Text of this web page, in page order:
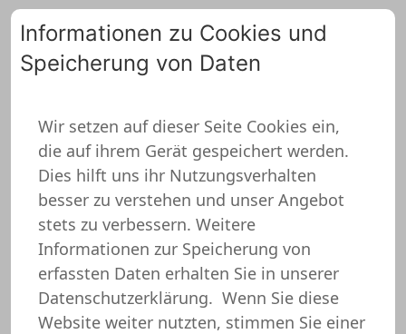
ZURÜCK ZUR ÜBERSICHT
Informationen zu Cookies und
Speicherung von Daten
Wir setzen auf dieser Seite Cookies ein,
die auf ihrem Gerät gespeichert werden.
Dies hilft uns ihr Nutzungsverhalten
besser zu verstehen und unser Angebot
stets zu verbessern. Weitere
Informationen zur Speicherung von
erfassten Daten erhalten Sie in unserer
Datenschutzerklärung. Wenn Sie diese
Website weiter nutzten, stimmen Sie einer